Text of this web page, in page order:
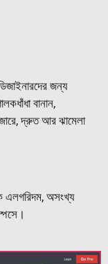
জন্য
বানান,
দ্রুত আর ঝামেলা
এলগরিদম, অসংখ্য